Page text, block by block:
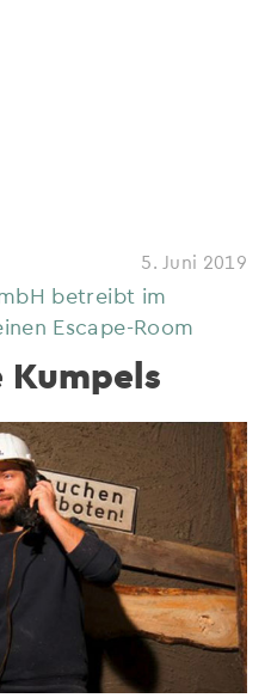
5. Juni 2019
betreibt im
Escape-Room